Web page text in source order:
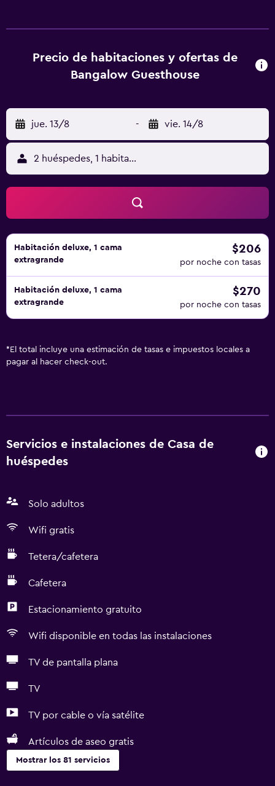
Precio de habitaciones y ofertas de
Bangalow Guesthouse
jue. 13/8 - vie. 14/8
2 huéspedes, 1 habitación
Habitación deluxe, 1 cama
extragrande
$206
por noche con tasas
Habitación deluxe, 1 cama
extragrande
$270
por noche con tasas
* El total incluye una estimación de tasas e impuestos locales a
pagar al hacer check-out.
Servicios e instalaciones de Casa de
huéspedes
Solo adultos
Wifi gratis
Tetera/cafetera
Cafetera
Estacionamiento gratuito
Wifi disponible en todas las instalaciones
TV de pantalla plana
TV
TV por cable o vía satélite
Artículos de aseo gratis
Mostrar los 81 servicios